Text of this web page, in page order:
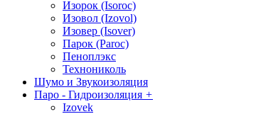
Изорок (Isoroc)
Изовол (Izovol)
Изовер (Isover)
Парок (Paroс)
Пеноплэкс
Технониколь
Шумо и Звукоизоляция
Паро - Гидроизоляция +
Izovek